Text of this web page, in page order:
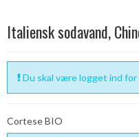
Italiensk sodavand,
Du skal være logget ind
Cortese BIO